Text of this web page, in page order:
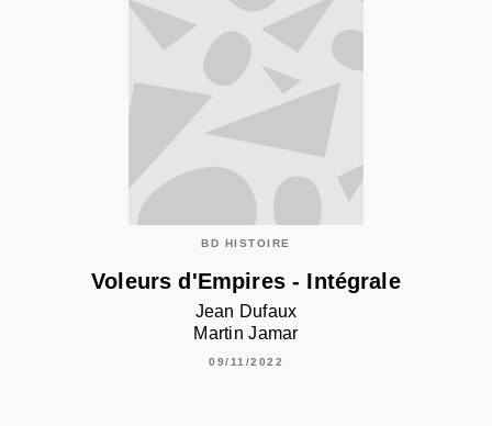
BD HISTOIRE
Voleurs d'Empires - Intégrale
Jean Dufaux
Martin Jamar
09/11/2022